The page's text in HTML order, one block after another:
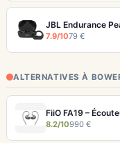
7.9/1079 €
ALTERNATIVES À
8.2/10990 €